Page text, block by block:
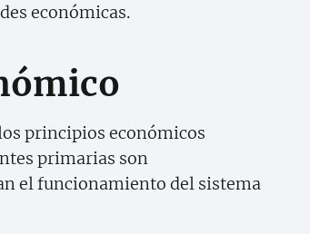
económicas.
principios económicos
primarias son
el funcionamiento del sistema